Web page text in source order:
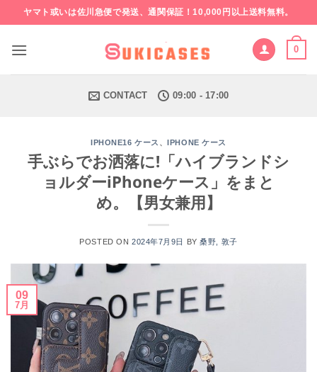
to
content
ヤマト或いは佐川急便で発送、通関保証！10,000円以上送料無料。
0
CONTACT 09:00 - 17:00
IPHONE16 ケース 、IPHONE ケース
手ぶらでお洒落に!「ハイブランドシ
ョルダーiPhoneケース」をまと
め。【男女兼用】
POSTED ON 2024年7月9日 BY桑野, 敦子
09
7月